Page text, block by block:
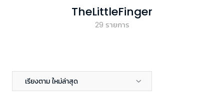
TheLittleFinger
29 รายการ
เรียงตาม ใหม่ล่าสุด